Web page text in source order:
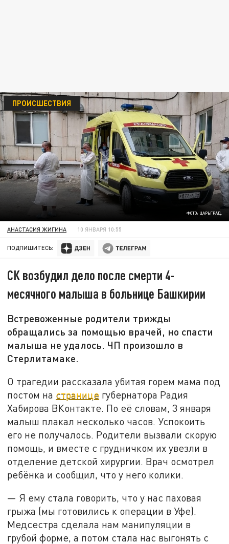
ФОТО: ЦАРЬГРАД.
ПРОИСШЕСТВИЯ
АНАСТАСИЯ ЖИГИНА 10 ЯНВАРЯ 10:55
ПОДПИШИТЕСЬ:
СК возбудил дело после смерти 4-
месячного малыша в больнице Башкирии
Встревоженные родители трижды
обращались за помощью врачей, но спасти
малыша не удалось. ЧП произошло в
Стерлитамаке.
О трагедии рассказала убитая горем мама под
постом на странице губернатора Радия
Хабирова ВКонтакте. По её словам, 3 января
малыш плакал несколько часов. Успокоить
его не получалось. Родители вызвали скорую
помощь, и вместе с грудничком их увезли в
отделение детской хирургии. Врач осмотрел
ребёнка и сообщил, что у него колики.
— Я ему стала говорить, что у нас паховая
грыжа (мы готовились к операции в Уфе).
Медсестра сделала нам манипуляции в
грубой форме, а потом стала нас выгонять с